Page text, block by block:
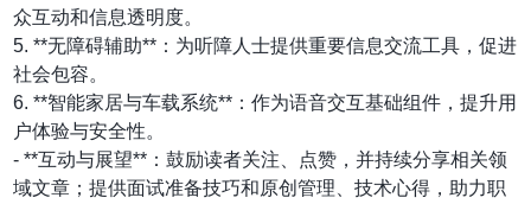
众互动和信息透明度。
5. **无障碍辅助**：为听障人士提供重要信息交流工具，促进
社会包容。
6. **智能家居与车载系统**：作为语音交互基础组件，提升用
户体验与安全性。
- **互动与展望**：鼓励读者关注、点赞，并持续分享相关领
域文章；提供面试准备技巧和原创管理、技术心得，助力职